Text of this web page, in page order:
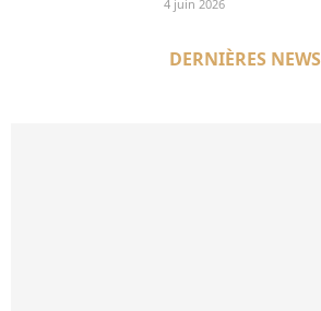
4 juin 2026
DERNIÈRES NEWS